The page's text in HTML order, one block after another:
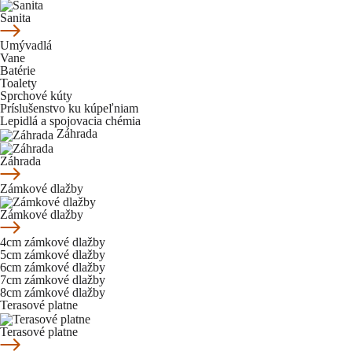
Sanita
Umývadlá
Vane
Batérie
Toalety
Sprchové kúty
Príslušenstvo ku kúpeľniam
Lepidlá a spojovacia chémia
Záhrada
Záhrada
Zámkové dlažby
Zámkové dlažby
4cm zámkové dlažby
5cm zámkové dlažby
6cm zámkové dlažby
7cm zámkové dlažby
8cm zámkové dlažby
Terasové platne
Terasové platne